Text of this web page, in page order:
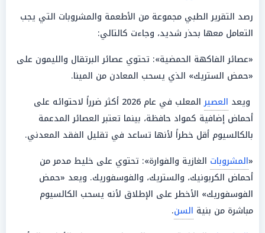
رصد التقرير الطبي مجموعة من الأطعمة والمشروبات التي يجب
التعامل معها بحذر شديد، وجاءت كالتالي:
«عصائر الفاكهة الحمضية»: تحتوي عصائر البرتقال والليمون على
«حمض الستريك» الذي يسحب المعادن من المينا.
ويعد العصير
المعلب في عام 2026 أكثر ضرراً لاحتوائه على
أحماض إضافية كمواد حافظة، بينما تعتبر العصائر المدعمة
بالكالسيوم أقل خطراً لأنها تساعد في تقليل الفقد المعدني.
«المشروبات الغازية والفوارة»: تحتوي على خليط مدمر من
أحماض الكربونيك، والستريك، والفوسفوريك. ويعد «حمض
الفوسفوريك» الأخطر على الإطلاق لأنه يسحب الكالسيوم
مباشرة من بنية السن.